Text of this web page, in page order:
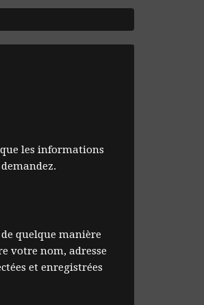
les informations
quelque manière
votre nom, adresse
et enregistrées